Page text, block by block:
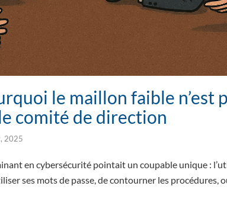
le maillon faible n’est
comité de direction
2025
en cybersécurité pointait un coupable unique :
ses mots de passe, de contourner les procédures,